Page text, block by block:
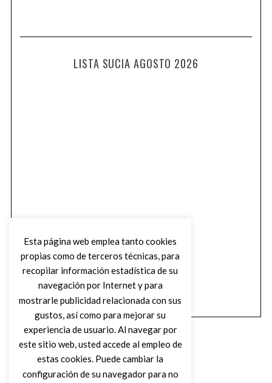
LISTA SUCIA AGOSTO 2026
Esta página web emplea tanto cookies
propias como de terceros técnicas, para
recopilar información estadística de su
navegación por Internet y para
mostrarle publicidad relacionada con sus
gustos, así como para mejorar su
experiencia de usuario. Al navegar por
este sitio web, usted accede al empleo de
estas cookies. Puede cambiar la
configuración de su navegador para no